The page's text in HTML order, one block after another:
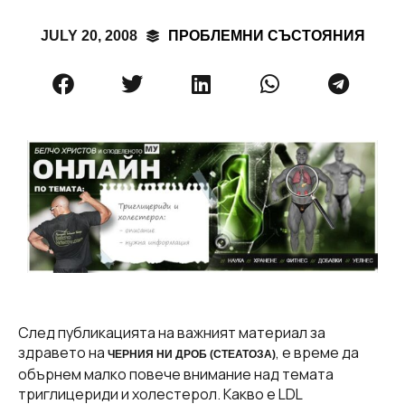
JULY 20, 2008 ПРОБЛЕМНИ СЪСТОЯНИЯ
След публикацията на важният материал за
здравето на ЧЕРНИЯ НИ ДРОБ (СТЕАТОЗА), е време да
обърнем малко повече внимание над темата
триглицериди и холестерол. Какво е LDL